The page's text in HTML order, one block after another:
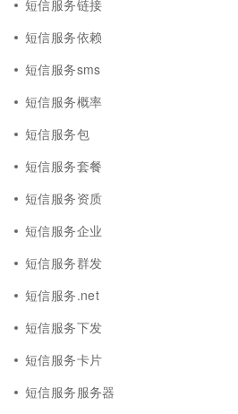
短信服务链接
短信服务依赖
短信服务sms
短信服务概率
短信服务包
短信服务套餐
短信服务资质
短信服务企业
短信服务群发
短信服务.net
短信服务下发
短信服务卡片
短信服务服务器